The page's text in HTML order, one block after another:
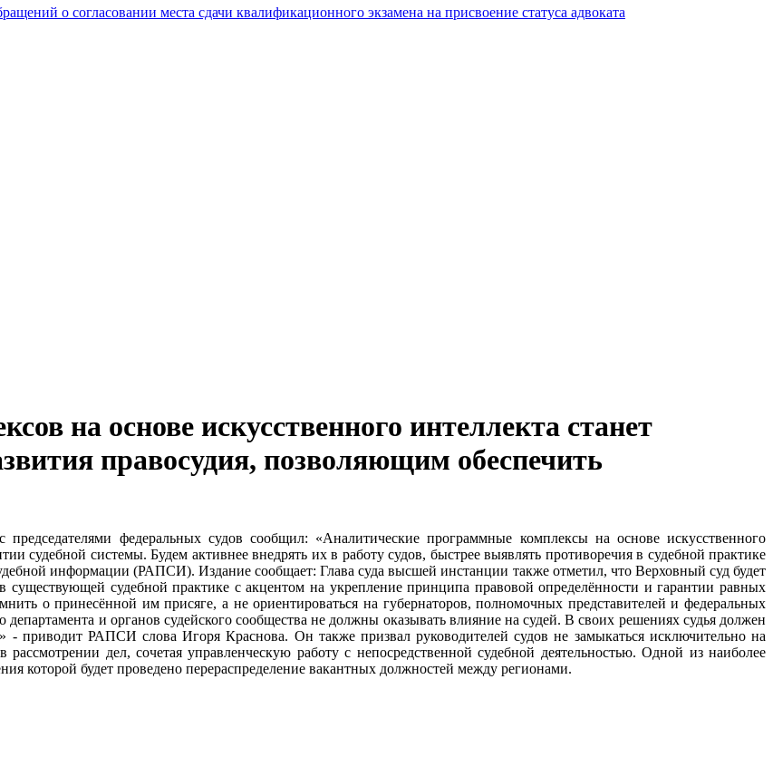
о согласовании места сдачи квалификационного экзамена на присвоение статуса адвоката
на основе искусственного интеллекта станет
правосудия, позволяющим обеспечить
федеральных судов сообщил: «Аналитические программные комплексы на основе искусственного
судебной системы. Будем активнее внедрять их в работу судов, быстрее выявлять противоречия в судебной практике
информации (РАПСИ). Издание сообщает: Глава суда высшей инстанции также отметил, что Верховный суд будет
существующей судебной практике с акцентом на укрепление принципа правовой определённости и гарантии равных
о принесённой им присяге, а не ориентироваться на губернаторов, полномочных представителей и федеральных
и органов судейского сообщества не должны оказывать влияние на судей. В своих решениях судья должен
- приводит РАПСИ слова Игоря Краснова. Он также призвал руководителей судов не замыкаться исключительно на
дел, сочетая управленческую работу с непосредственной судебной деятельностью. Одной из наиболее
которой будет проведено перераспределение вакантных должностей между регионами.